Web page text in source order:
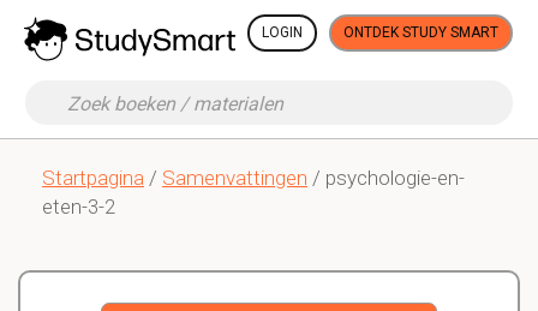
LOGIN ONTDEK STUDY SMART
Startpagina / Samenvattingen / psychologie-en-
eten-3-2